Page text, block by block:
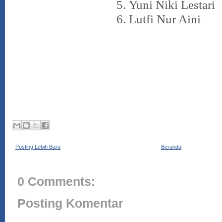
5. Yuni Niki Lestari
6. Lutfi Nur Aini
Posting Lebih Baru Beranda
0 Comments:
Posting Komentar